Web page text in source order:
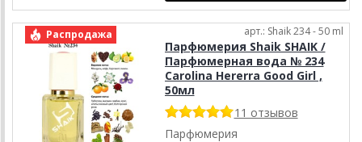
Распродажа арт.: Shaik 234 - 50 ml
Парфюмерия Shaik SHAIK /
Парфюмерная вода № 234
Carolina Hererra Good Girl ,
50мл
11 отзывов
Парфюмерия